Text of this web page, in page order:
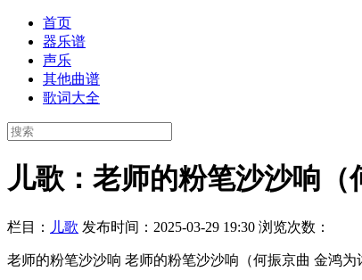
首页
器乐谱
声乐
其他曲谱
歌词大全
儿歌：老师的粉笔沙沙响（
栏目： 儿歌 发布时间：2025-03-29 19:30 浏览次数：
老师的粉笔沙沙响 老师的粉笔沙沙响（何振京曲 金鸿